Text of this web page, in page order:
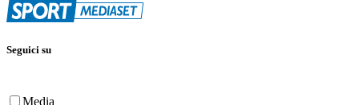
Seguici su
Media